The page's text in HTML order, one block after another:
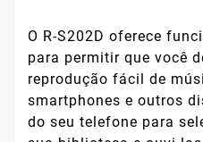
O R-S202D oferece
para permitir que você
reprodução fácil de
smartphones e outros
do seu telefone para